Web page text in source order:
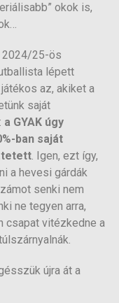
okok is,
2024/25-ös
lépett
az, akiket a
saját
a GYAK úgy
ban saját
. Igen, ezt így,
a hevesi gárdák
senki nem
ne tegyen arra,
csapat vitézkedne a
újra át a